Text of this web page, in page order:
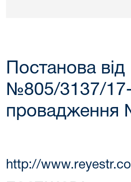
Постанова
№805/3137/17-
провадження
http://